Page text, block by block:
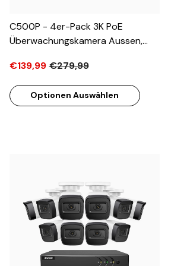
C500P - 4er-Pack 3K PoE
Überwachungskamera Aussen,
1728 @ 20 Fps, Personen- &
Fahrzeugerkennung, Zwei-Wege-
Audio, IP67
€139,99 €279,99
Optionen Auswählen